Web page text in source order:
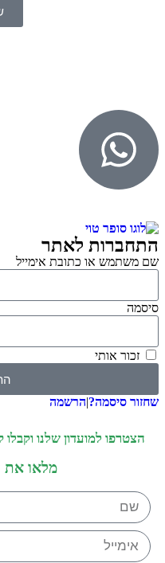
התחברות לאתר
שם משתמש או כתובת אימייל
סיסמה
זכור אותי
שחזור סיסמה?|הרשמה
הצטרפו למועדון שלנו
מלאו את